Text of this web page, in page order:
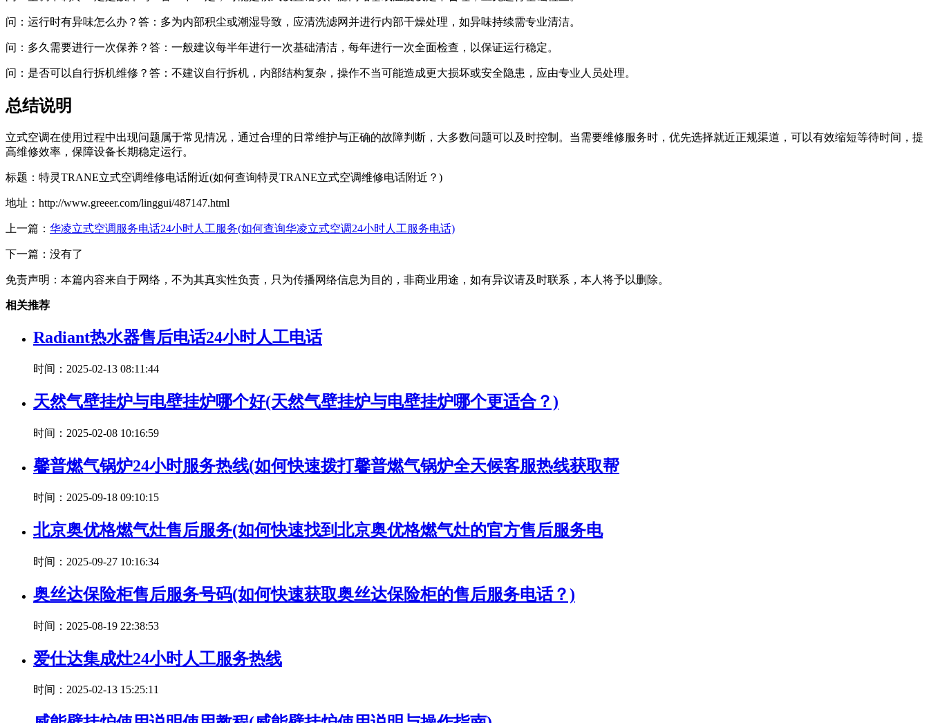
问：运行时有异味怎么办？答：多为内部积尘或潮湿导致，应清洗滤网并进行内部干燥处理，如异味持续需专业清洁。
问：多久需要进行一次保养？答：一般建议每半年进行一次基础清洁，每年进行一次全面检查，以保证运行稳定。
问：是否可以自行拆机维修？答：不建议自行拆机，内部结构复杂，操作不当可能造成更大损坏或安全隐患，应由专业人员处理。
总结说明
立式空调在使用过程中出现问题属于常见情况，通过合理的日常维护与正确的故障判断，大多数问题可以及时控制。当需要维修服务时，优先选择就近正规渠道，可以有效缩短等待时间，提
高维修效率，保障设备长期稳定运行。
标题：特灵TRANE立式空调维修电话附近(如何查询特灵TRANE立式空调维修电话附近？)
地址：http://www.greeer.com/linggui/487147.html
上一篇： 华凌立式空调服务电话24小时人工服务(如何查询华凌立式空调24小时人工服务电话)
下一篇：没有了
免责声明：本篇内容来自于网络，不为其真实性负责，只为传播网络信息为目的，非商业用途，如有异议请及时联系，本人将予以删除。
相关推荐
Radiant热水器售后电话24小时人工电话
时间：2025-02-13 08:11:44
天然气壁挂炉与电壁挂炉哪个好(天然气壁挂炉与电壁挂炉哪个更适合？)
时间：2025-02-08 10:16:59
馨普燃气锅炉24小时服务热线(如何快速拨打馨普燃气锅炉全天候客服热线获取帮
时间：2025-09-18 09:10:15
北京奥优格燃气灶售后服务(如何快速找到北京奥优格燃气灶的官方售后服务电
时间：2025-09-27 10:16:34
奥丝达保险柜售后服务号码(如何快速获取奥丝达保险柜的售后服务电话？)
时间：2025-08-19 22:38:53
爱仕达集成灶24小时人工服务热线
时间：2025-02-13 15:25:11